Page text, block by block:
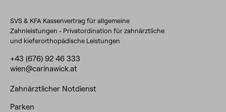
SVS & KFA Kassenvertrag für allgemeine
Zahnleistungen • Privatordination für zahnärztliche
und kieferorthopädische Leistungen
+43 (676) 92 46 333
wien@carinawick.at
Zahnärztlicher Notdienst
Parken